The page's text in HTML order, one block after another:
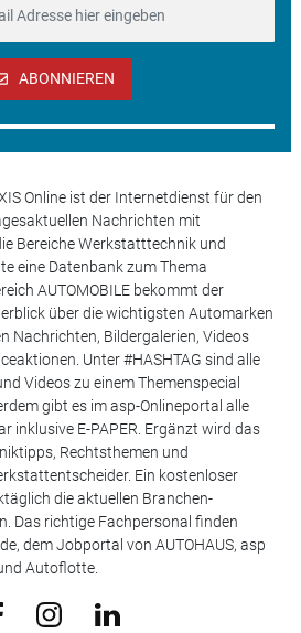
ABONNIEREN
Online ist der Internetdienst für den
Nachrichten mit
Bereiche Werkstatttechnik und
eine Datenbank zum Thema
AUTOMOBILE bekommt der
über die wichtigsten Automarken
Nachrichten, Bildergalerien, Videos
Unter #HASHTAG sind alle
Videos zu einem Themenspecial
gibt es im asp-Onlineportal alle
inklusive E-PAPER. Ergänzt wird das
Rechtsthemen und
Ein kostenloser
die aktuellen Branchen-
Das richtige Fachpersonal finden
dem Jobportal von AUTOHAUS, asp
Autoflotte.